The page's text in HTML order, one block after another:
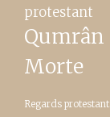
protestant
Qumrân
Morte
Regards